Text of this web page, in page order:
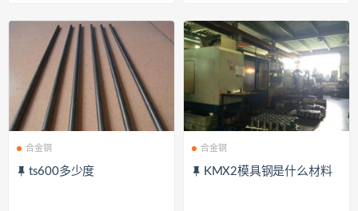
合金钢
ts600多少度
合金钢
KMX2模具钢是什么材料